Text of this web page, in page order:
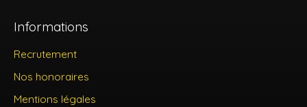
Informations
Recrutement
Nos honoraires
Mentions légales